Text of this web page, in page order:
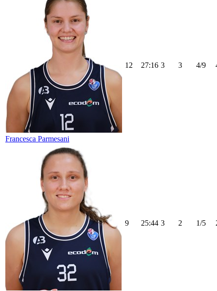
Francesca Parmesani
12 27:16 3 3 4/9
9 25:44 3 2 1/5